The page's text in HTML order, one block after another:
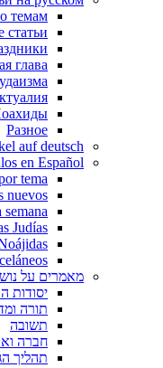
темам
глава
Разное
auf deutsch
en Español
tema
nuevos
semana
Judías
מאמרים על
יסודות
תורה
תשובה
חברה
תהליך